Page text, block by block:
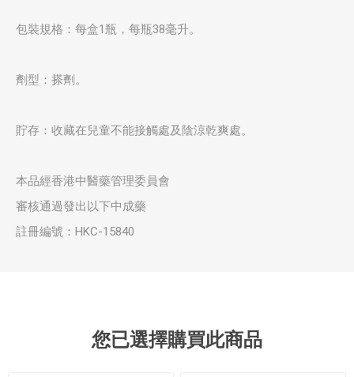
包裝規格：每盒1瓶，每瓶38毫升。
劑型：搽劑。
貯存：收藏在兒童不能接觸處及陰涼乾爽處。
本品經香港中醫藥管理委員會
審核通過發出以下中成藥
註冊編號：HKC-15840
您已選擇購買此商品